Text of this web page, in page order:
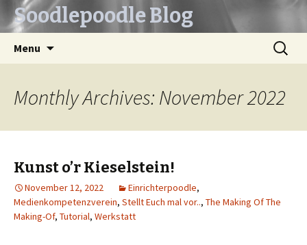
Soodlepoodle Blog
Menu
Search
for:
Monthly Archives: November 2022
Kunst o’r Kieselstein!
November 12, 2022 Einrichterpoodle,
Medienkompetenzverein, Stellt Euch mal vor.., The Making Of The
Making-Of, Tutorial, Werkstatt